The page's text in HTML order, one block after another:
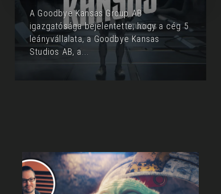
A Goodbye Kansas Group AB
igazgatósága bejelentette, hogy a cég 5
leányvállalata, a Goodbye Kansas
Studios AB, a